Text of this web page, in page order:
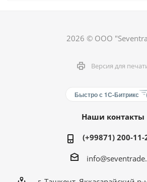
2026 © ООО
Версия для
Быстро с 1С-Битрикс
Наши контакты
(+99871) 200-11-